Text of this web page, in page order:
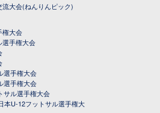
大会(ねんりんピック)
権大会
選手権大会
選手権大会
選手権大会
サル選手権大会
本U-12フットサル選手権大